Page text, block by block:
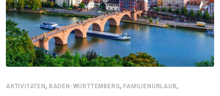
AKTIVITÄTEN, BADEN-WÜRTTEMBERG,FAMILIENURLAUB,